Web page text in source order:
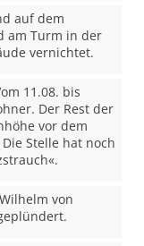
auf dem
am Turm in der
vernichtet.
11.08. bis
Der Rest der
vor dem
Stelle hat noch
von